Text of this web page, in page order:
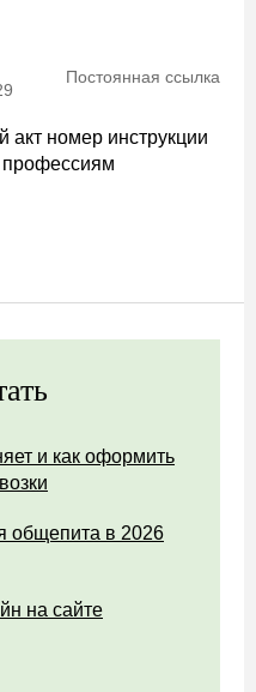
Постоянная ссылка
акт номер инструкции
профессиям
и как оформить
общепита в 2026
на сайте